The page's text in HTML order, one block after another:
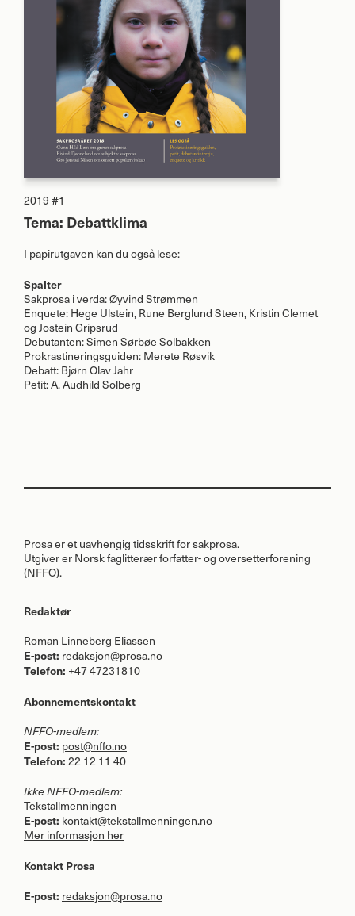
2019 #1
Tema: Debattklima
I papirutgaven kan du også lese:
Spalter
Sakprosa i verda: Øyvind Strømmen
Enquete: Hege Ulstein, Rune Berglund Steen, Kristin Clemet
og Jostein Gripsrud
Debutanten: Simen Sørbøe Solbakken
Prokrastineringsguiden: Merete Røsvik
Debatt: Bjørn Olav Jahr
Petit: A. Audhild Solberg
Prosa er et uavhengig tidsskrift for sakprosa.
Utgiver er Norsk faglitterær forfatter- og oversetterforening
(NFFO).
Redaktør
Roman Linneberg Eliassen
E-post: redaksjon@prosa.no
Telefon: +47 47231810
Abonnementskontakt
NFFO-medlem:
E-post: post@nffo.no
Telefon: 22 12 11 40
IkkeNFFO-medlem:
Tekstallmenningen
E-post: kontakt@tekstallmenningen.no
Mer informasjon her
Kontakt Prosa
E-post: redaksjon@prosa.no